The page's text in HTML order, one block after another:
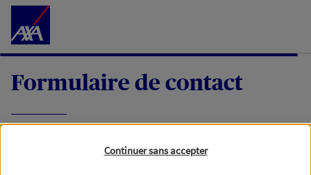
Accéder au Contenu
Formulaire de contact
demande, nous vous répondrons dans les
Continuer sans accepter